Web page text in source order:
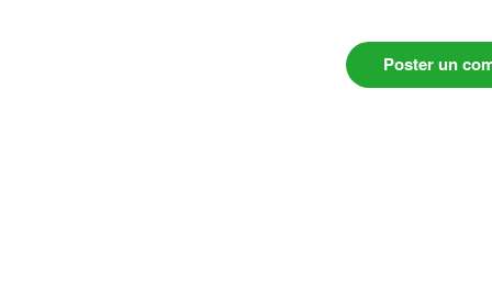
Poster un